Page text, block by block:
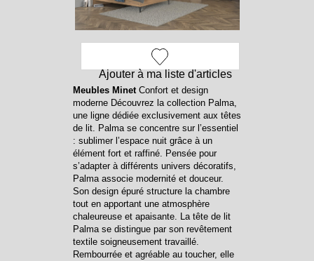
Ajouter à ma liste d'articles
Meubles MinetConfort et design
moderne Découvrez la collection Palma,
une ligne dédiée exclusivement aux têtes
de lit. Palma se concentre sur l’essentiel
: sublimer l’espace nuit grâce à un
élément fort et raffiné. Pensée pour
s’adapter à différents univers décoratifs,
Palma associe modernité et douceur.
Son design épuré structure la chambre
tout en apportant une atmosphère
chaleureuse et apaisante. La tête de lit
Palma se distingue par son revêtement
textile soigneusement travaillé.
Rembourrée et agréable au toucher, elle